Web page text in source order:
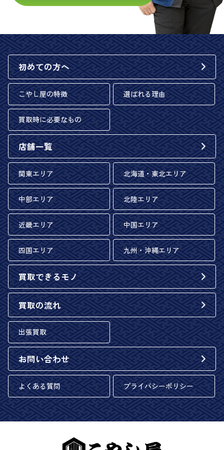
初めての方へ
こやし屋の特徴 選ばれる理由
買取時に必要なもの
店舗一覧
関東エリア 北海道・東北エリア
中部エリア 北陸エリア
近畿エリア 中国エリア
四国エリア 九州・沖縄エリア
買取できるモノ
買取の流れ
出張買取
お問い合わせ
よくある質問 プライバシーポリシー